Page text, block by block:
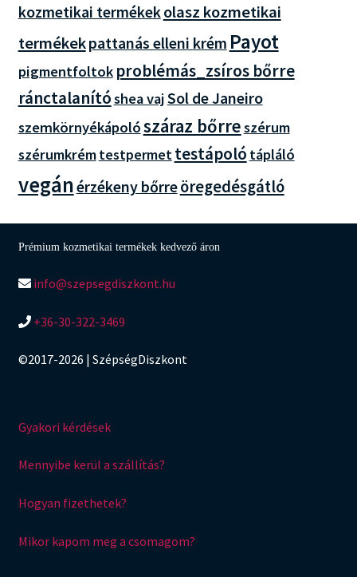
kozmetikai termékekolasz kozmetikai
termékekpattanás elleni krém Payot
pigmentfoltok problémás_zsíros bőrre
ránctalanítóshea vajSol de Janeiro
szemkörnyékápolószáraz bőrreszérum
szérumkrémtestpermettestápoló tápláló
vegánérzékeny bőrreöregedésgátló
Prémium kozmetikai termékek kedvező áron
info@szepsegdiszkont.hu
+36-30-322-3469
©2017-2026 | SzépségDiszkont
Gyakori kérdések
Mennyibe kerül a szállítás?
Hogyan fizethetek?
Mikor kapom meg a csomagom?